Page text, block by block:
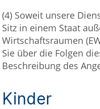
(4) Soweit unsere
Sitz in einem Staat
Wirtschaftsraumen
Sie über die Folgen
Beschreibung des
Kinder